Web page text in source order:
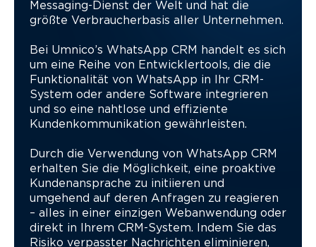
Messaging-Dienst der Welt und hat die
größte Verbraucherbasis aller Unternehmen.
Bei Umnico’s WhatsApp CRM handelt es sich
um eine Reihe von Entwicklertools, die die
Funktionalität von WhatsApp in Ihr CRM-
System oder andere Software integrieren
und so eine nahtlose und effiziente
Kundenkommunikation gewährleisten.
Durch die Verwendung von WhatsApp CRM
erhalten Sie die Möglichkeit, eine proaktive
Kundenansprache zu initiieren und
umgehend auf deren Anfragen zu reagieren
– alles in einer einzigen Webanwendung oder
direkt in Ihrem CRM-System. Indem Sie das
Risiko verpasster Nachrichten eliminieren,